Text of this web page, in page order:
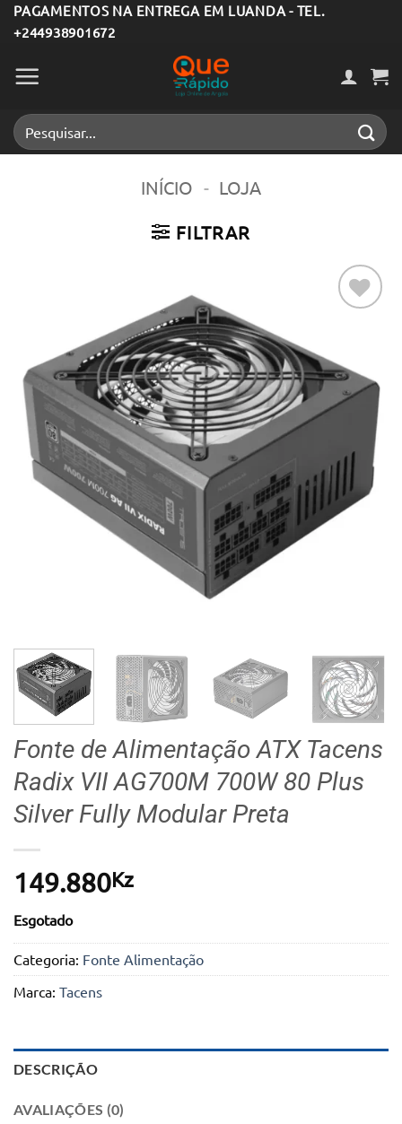
Skip
to
content
PAGAMENTOS NA ENTREGA EM LUANDA - TEL.
+244938901672
Pesquisar
por:
INÍCIO - LOJA
FILTRAR
aos meus
desejos
Fonte de Alimentação ATX Tacens
Radix VII AG700M 700W 80 Plus
Silver Fully Modular Preta
149.880Kz
Esgotado
Categoria: Fonte Alimentação
Marca: Tacens
DESCRIÇÃO
AVALIAÇÕES (0)